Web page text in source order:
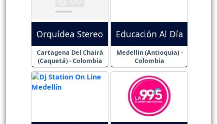
Orquídea Stereo
Cartagena Del Chairá
(Caquetá) - Colombia
Educación Al Día
Medellín (Antioquia) -
Colombia